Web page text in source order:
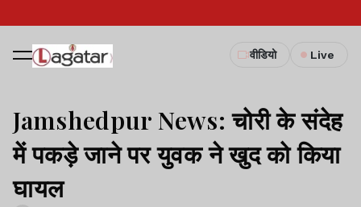
वीडियो Live
Jamshedpur News: चोरी के संदेह
में पकड़े जाने पर युवक ने खुद को किया
घायल